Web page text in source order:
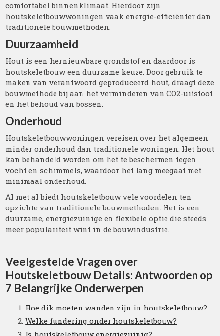
comfortabel binnenklimaat. Hierdoor zijn
houtskeletbouwwoningen vaak energie-efficiënter dan
traditionele bouwmethoden.
Duurzaamheid
Hout is een hernieuwbare grondstof en daardoor is
houtskeletbouw een duurzame keuze. Door gebruik te
maken van verantwoord geproduceerd hout, draagt deze
bouwmethode bij aan het verminderen van CO2-uitstoot
en het behoud van bossen.
Onderhoud
Houtskeletbouwwoningen vereisen over het algemeen
minder onderhoud dan traditionele woningen. Het hout
kan behandeld worden om het te beschermen tegen
vocht en schimmels, waardoor het lang meegaat met
minimaal onderhoud.
Al met al biedt houtskeletbouw vele voordelen ten
opzichte van traditionele bouwmethoden. Het is een
duurzame, energiezuinige en flexibele optie die steeds
meer populariteit wint in de bouwindustrie.
Veelgestelde Vragen over
Houtskeletbouw Details: Antwoorden op
7 Belangrijke Onderwerpen
Hoe dik moeten wanden zijn in houtskeletbouw?
Welke fundering onder houtskeletbouw?
Is houtskeletbouw energiezuinig?